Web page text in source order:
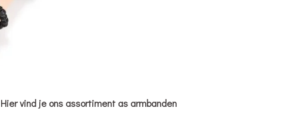
Hier vind je ons assortiment as armbanden